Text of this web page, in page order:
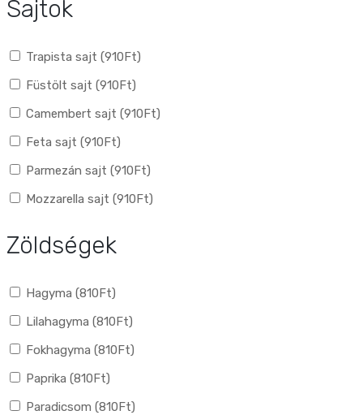
Sajtok
Trapista sajt (910Ft)
Füstölt sajt (910Ft)
Camembert sajt (910Ft)
Feta sajt (910Ft)
Parmezán sajt (910Ft)
Mozzarella sajt (910Ft)
Zöldségek
Hagyma (810Ft)
Lilahagyma (810Ft)
Fokhagyma (810Ft)
Paprika (810Ft)
Paradicsom (810Ft)